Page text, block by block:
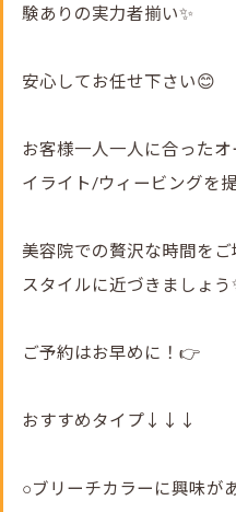
験ありの実力者揃い✨
安心してお任せ下さい😊
お客様一人一人に合った
イライト/ウィービングを提
美容院での贅沢な時間を
スタイルに近づきましょう
ご予約はお早めに！👉
おすすめタイプ↓↓↓
○ブリーチカラーに興味が